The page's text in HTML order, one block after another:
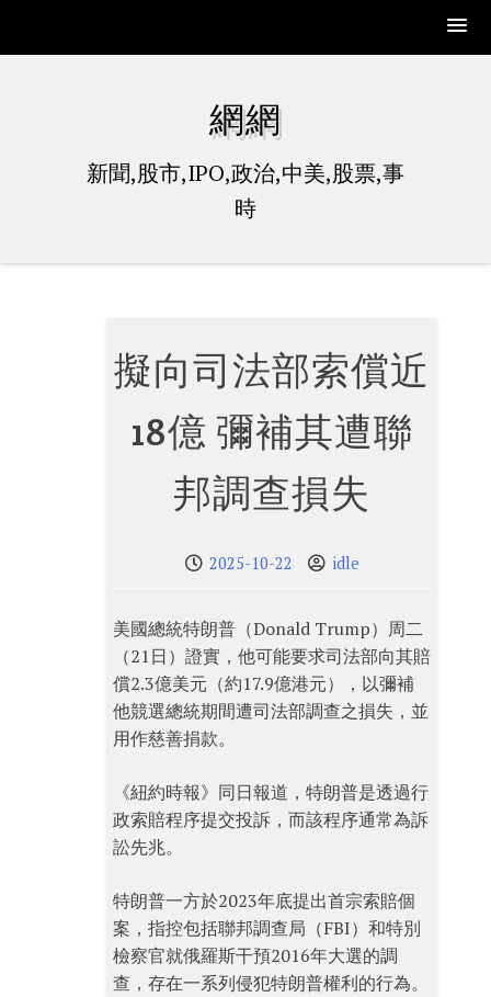
網網
新聞,股市,IPO,政治,中美,股票,事
時
擬向司法部索償近
18億 彌補其遭聯
邦調查損失
2025-10-22 idle
美國總統特朗普（Donald Trump）周二
（21日）證實，他可能要求司法部向其賠
償2.3億美元（約17.9億港元），以彌補
他競選總統期間遭司法部調查之損失，並
用作慈善捐款。
《紐約時報》同日報道，特朗普是透過行
政索賠程序提交投訴，而該程序通常為訴
訟先兆。
特朗普一方於2023年底提出首宗索賠個
案，指控包括聯邦調查局（FBI）和特別
檢察官就俄羅斯干預2016年大選的調
查，存在一系列侵犯特朗普權利的行為。